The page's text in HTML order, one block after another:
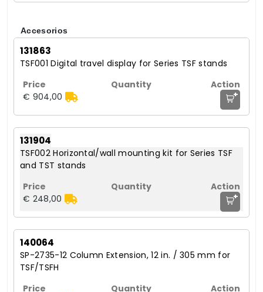
Accesorios
131863
TSF001 Digital travel display for Series TSF stands
€ 904,00 +
131904
TSF002 Horizontal/wall mounting kit for Series TSF
and TST stands
€ 248,00 +
140064
SP-2735-12 Column Extension, 12 in. / 305 mm for
TSF/TSFH